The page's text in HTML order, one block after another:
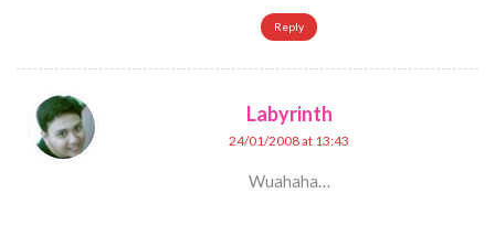
Reply
Labyrinth
24/01/2008 at 13:43
Wuahaha…